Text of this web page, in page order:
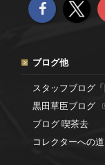
ブログ他
スタッフブログ「
黒田草臣ブログ
ブログ 喫茶去
コレクターへの道